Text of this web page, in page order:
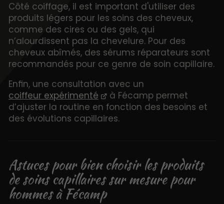
Côté coiffage, il est important d'utiliser des
produits légers pour les soins des cheveux,
comme des cires ou des gels, qui
n’alourdissent pas la chevelure. Pour des
cheveux abîmés, des sérums réparateurs sont
recommandés pour ce genre de soin capillaire.
Enfin, une consultation avec un
coiffeur expérimenté
à Fécamp permet
d’ajuster la routine en fonction des besoins et
des évolutions capillaires.
Astuces pour bien choisir les produits
de soins capillaires sur mesure pour
hommes à Fécamp